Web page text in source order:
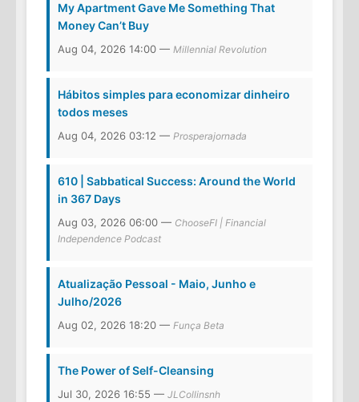
My Apartment Gave Me Something That
Money Can’t Buy
Aug 04, 2026 14:00 — Millennial Revolution
Hábitos simples para economizar dinheiro
todos meses
Aug 04, 2026 03:12 — Prosperajornada
610 | Sabbatical Success: Around the World
in 367 Days
Aug 03, 2026 06:00 — ChooseFI | Financial
Independence Podcast
Atualização Pessoal - Maio, Junho e
Julho/2026
Aug 02, 2026 18:20 — Funça Beta
The Power of Self-Cleansing
Jul 30, 2026 16:55 — JLCollinsnh